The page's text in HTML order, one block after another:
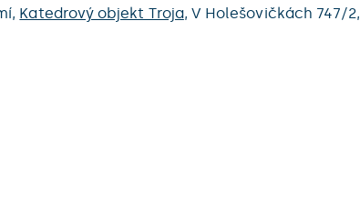
Katedrový objekt Troja, V Holešovičkách 747/2,